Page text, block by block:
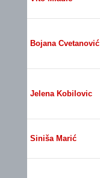
Bojana Cvetanović
Jelena Kobilovic
Siniša Marić